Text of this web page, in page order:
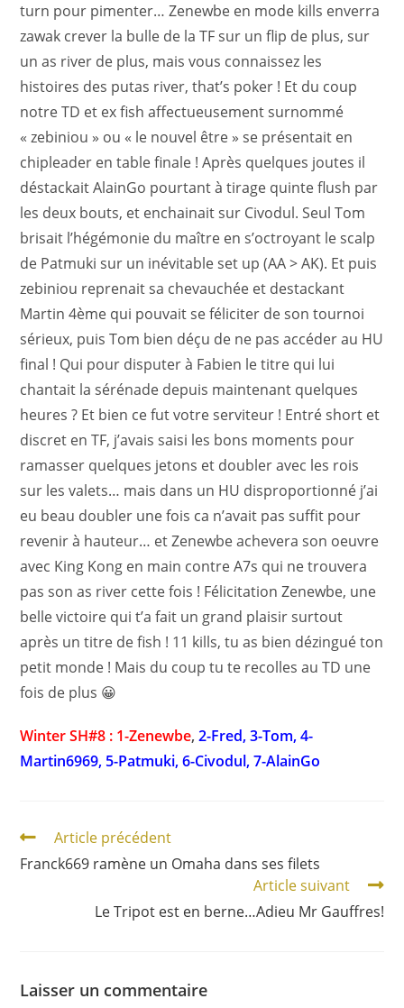
turn pour pimenter… Zenewbe en mode kills enverra
zawak crever la bulle de la TF sur un flip de plus, sur
un as river de plus, mais vous connaissez les
histoires des putas river, that’s poker ! Et du coup
notre TD et ex fish affectueusement surnommé
« zebiniou » ou « le nouvel être » se présentait en
chipleader en table finale ! Après quelques joutes il
déstackait AlainGo pourtant à tirage quinte flush par
les deux bouts, et enchainait sur Civodul. Seul Tom
brisait l’hégémonie du maître en s’octroyant le scalp
de Patmuki sur un inévitable set up (AA > AK). Et puis
zebiniou reprenait sa chevauchée et destackant
Martin 4ème qui pouvait se féliciter de son tournoi
sérieux, puis Tom bien déçu de ne pas accéder au HU
final ! Qui pour disputer à Fabien le titre qui lui
chantait la sérénade depuis maintenant quelques
heures ? Et bien ce fut votre serviteur ! Entré short et
discret en TF, j’avais saisi les bons moments pour
ramasser quelques jetons et doubler avec les rois
sur les valets… mais dans un HU disproportionné j’ai
eu beau doubler une fois ca n’avait pas suffit pour
revenir à hauteur… et Zenewbe achevera son oeuvre
avec King Kong en main contre A7s qui ne trouvera
pas son as river cette fois ! Félicitation Zenewbe, une
belle victoire qui t’a fait un grand plaisir surtout
après un titre de fish ! 11 kills, tu as bien dézingué ton
petit monde ! Mais du coup tu te recolles au TD une
fois de plus 😀
Winter SH#8 : 1-Zenewbe,2-Fred, 3-Tom, 4-
Martin6969, 5-Patmuki, 6-Civodul, 7-AlainGo
Article précédent
Franck669 ramène un Omaha dans ses filets
Article suivant
Le Tripot est en berne…Adieu Mr Gauffres!
Laisser un commentaire